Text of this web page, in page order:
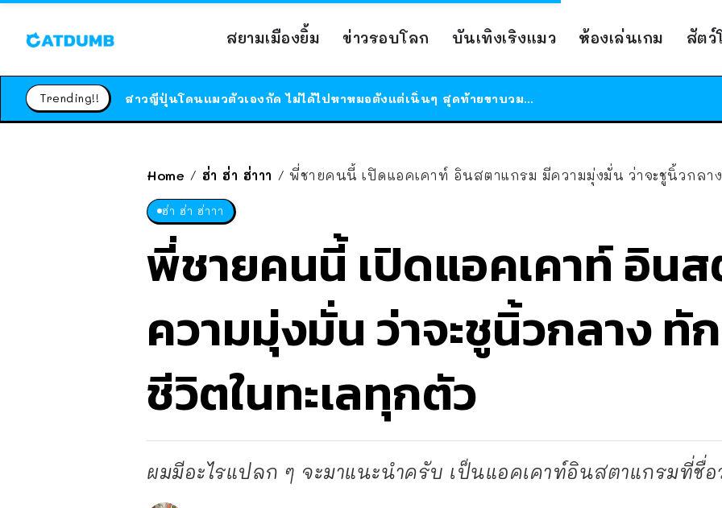
สยามเมืองยิ้ม ข่าวรอบโลก บันเทิงเริงแมว ห้องเล่นเกม สัตว์
Trending!!
ร้านอาหารในนิวยอร์กประกาศปิดตัวลง หลังอยู่มานานกว่า 45 ปี ติดป้ายขอบคุณลูกค้าทุกคน แถมสูตรทำไวท์ซอสให้แบบจัดเต็ม
ได้เวลาเด็กหนวดรวมตัว RF Online Next เปิดให้เล่นแล้ว เกม Sci-Fi MMORPG ระดับตำนาน เล่นได้ทั้งมือถือและ PC
Home / ฮ่า ฮ่า ฮ่าาา / พี่ชายคนนี้ เปิดแอคเคาท์ อินสตาแกรม มีความมุ่งมั่น ว่าจะชูนิ้วกล
ฮ่า ฮ่า ฮ่าาา
พี่ชายคนนี้ เปิดแอคเคาท์ อิน
ความมุ่งมั่น ว่าจะชูนิ้วกลาง ทั
ชีวิตในทะเลทุกตัว
ผมมีอะไรแปลก ๆ จะมาแนะนำครับ เป็นแอคเคาท์อินสตาแกรมที่ชื่